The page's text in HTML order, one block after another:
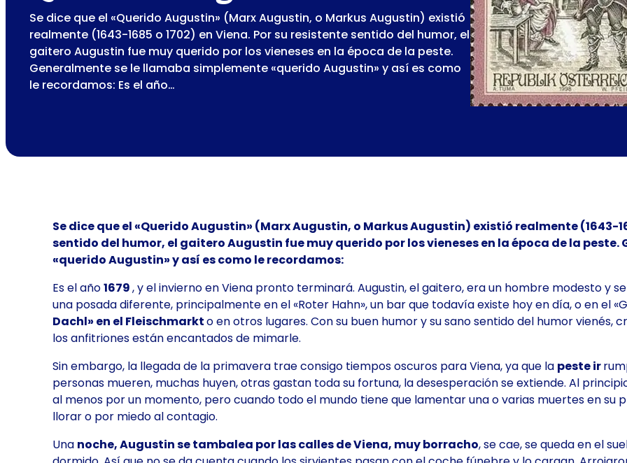
Se dice que el «Querido Augustin» (Marx Augustin, o Markus Augustin) existió
realmente (1643-1685 o 1702) en Viena. Por su resistente sentido del humor, el
gaitero Augustin fue muy querido por los vieneses en la época de la peste.
Generalmente se le llamaba simplemente «querido Augustin» y así es como
le recordamos: Es el año…
Se dice que el «Querido Augustin» (Marx Augustin, o Markus Augustin) existió realmente (1643-
sentido del humor, el gaitero Augustin fue muy querido por los vieneses en la época de la
«querido Augustin» y así es como le recordamos:
Es el año1679, y el invierno en Viena pronto terminará. Augustin, el gaitero, era un hombre modesto y
una posada diferente, principalmente en el «Roter Hahn», un bar que todavía existe hoy en día, o en el
Dachl» en el Fleischmarkto en otros lugares. Con su buen humor y su sano sentido del humor
los anfitriones están encantados de mimarle.
Sin embargo, la llegada de la primavera trae consigo tiempos oscuros para Viena, ya que la peste ir
personas mueren, muchas huyen, otras gastan toda su fortuna, la desesperación se extiende. Al
al menos por un momento, pero cuando todo el mundo tiene que lamentar una o varias muertes en su
llorar o por miedo al contagio.
Una noche, Augustin se tambalea por las calles de Viena, muy borracho, se cae, se queda en el